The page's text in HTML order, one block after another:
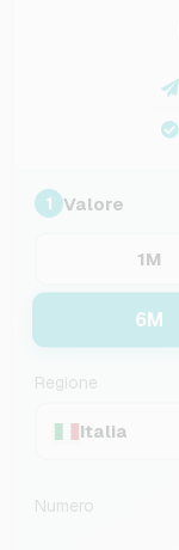
1 Valore
1M
6M
Regione
Italia
Numero